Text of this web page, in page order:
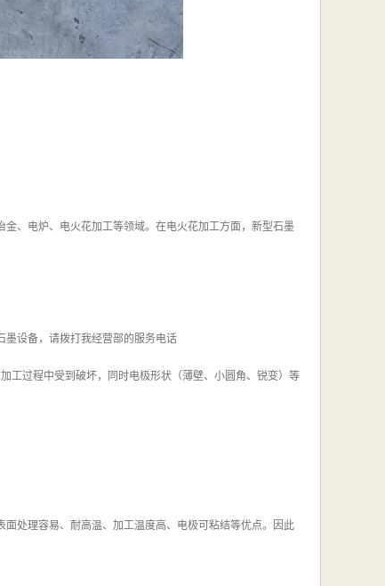
、电炉、电火花加工等领域。在电火花加工方面，新型石墨
墨设备，请拨打我经营部的服务电话
工过程中受到破坏，同时电极形状（薄壁、小圆角、锐变）等
处理容易、耐高温、加工温度高、电极可粘结等优点。因此